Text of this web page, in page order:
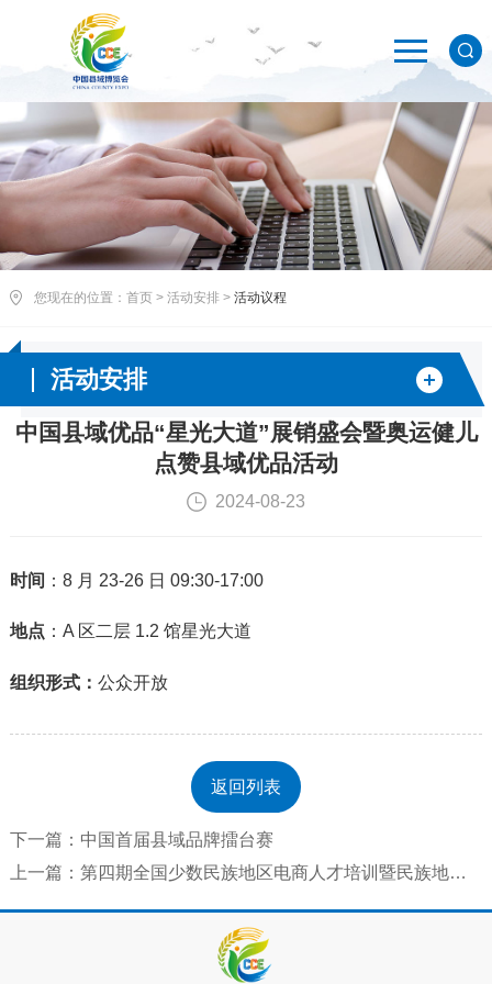
您现在的位置： 首页> 活动安排> 活动议程
活动安排
中国县域优品“星光大道”展销盛会暨奥运健儿
点赞县域优品活动
2024-08-23
时间 ：8 月 23-26 日 09:30-17:00
地点 ：A 区二层 1.2 馆星光大道
组织形式： 公众开放
返回列表
下一篇：中国首届县域品牌擂台赛
上一篇：第四期全国少数民族地区电商人才培训暨民族地区电商高质量发展研讨会